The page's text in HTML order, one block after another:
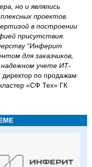
но и являлись
проектов.
в построении
присутствия.
“Инферит
для заказчиков,
учете ИТ-
директор по продажам
«СФ Тех» ГК